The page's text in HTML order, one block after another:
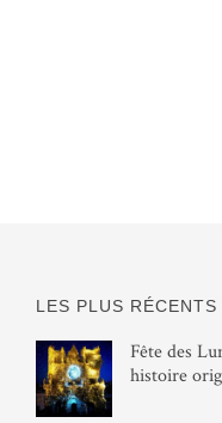
LES PLUS RÉCENTS
Fête des
histoire